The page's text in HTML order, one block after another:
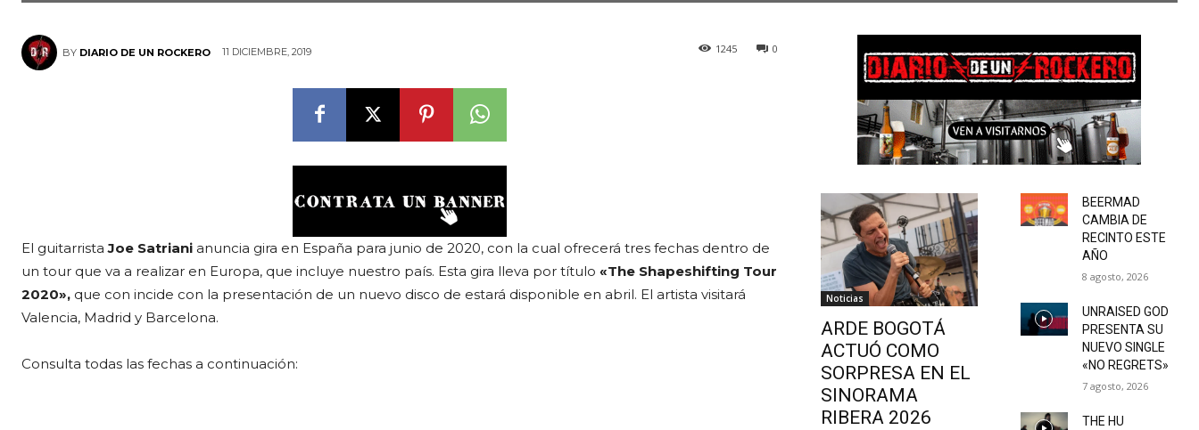
BY DIARIO DE UN ROCKERO 11 DICIEMBRE, 2019 0
1245
El guitarristaJoe Satriani anuncia gira en España para junio de 2020, con la cual ofrecerá tres fechas dentro de
un tour que va a realizar en Europa, que incluye nuestro país. Esta gira lleva por título «The Shapeshifting Tour
2020», que con incide con la presentación de un nuevo disco de estará disponible en abril. El artista visitará
Valencia, Madrid y Barcelona.
Consulta todas las fechas a continuación:
Noticias
ARDE BOGOTÁ
ACTUÓ COMO
SORPRESA EN EL
SINORAMA
RIBERA 2026
BEERMAD
CAMBIA DE
RECINTO ESTE
AÑO
8 agosto, 2026
UNRAISED GOD
PRESENTA SU
NUEVO SINGLE
«NO REGRETS»
7 agosto, 2026
THE HU